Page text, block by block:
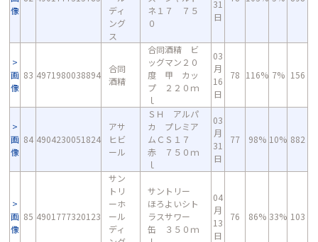
像
ディ
ング
ス
ネ１７ ７５
０
31
日
画
像
83 4971980038894
合同
酒精
合同酒精 ビ
ッグマン２０
度 甲 カッ
プ ２２０ｍ
ｌ
03
月
16
日
78 116% 7% 156
画
像
84 4904230051824
アサ
ヒビ
ール
ＳＨ アルパ
カ プレミア
ムＣＳ１７
赤 ７５０ｍ
ｌ
03
月
31
日
77 98% 10% 882
画
像
85 4901777320123
サン
トリ
ーホ
ール
ディ
サントリー
ほろよいシト
ラスサワー
缶 ３５０ｍ
04
月
13
日
76 86% 33% 103